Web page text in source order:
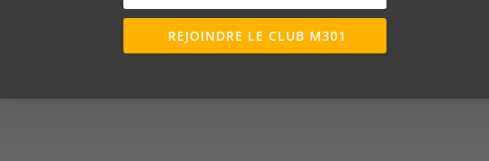
REJOINDRE LE CLUB M301